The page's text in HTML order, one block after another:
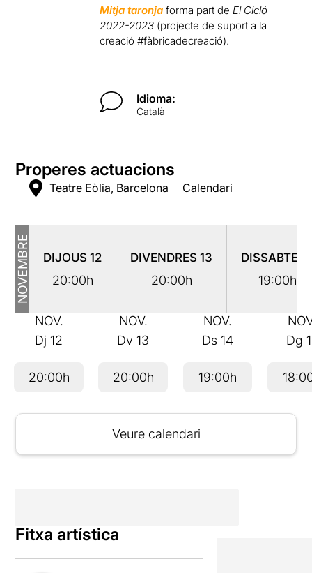
Mitja taronja forma part de El Cicló
2022-2023 (projecte de suport a la
creació #fàbricadecreació).
Idioma:
Català
Properes actuacions
Teatre Eòlia, Barcelona Calendari
NOVEMBRE DIJOUS12
20:00h
DIVENDRES13
20:00h
DISSABTE
19:00h
NOV.
Dj12
20:00h
NOV.
Dv13
20:00h
NOV.
Ds 14
19:00h
Dg
Veure calendari
Fitxa artística